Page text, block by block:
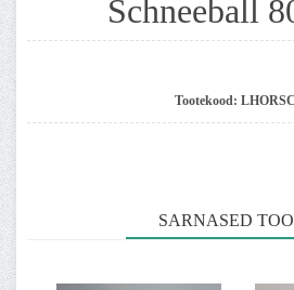
Schneeball
Tootekood:
SARNASED